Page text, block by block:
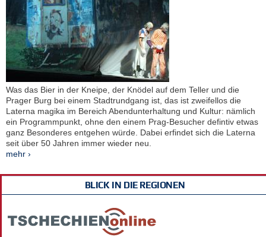
Was das Bier in der Kneipe, der Knödel auf dem Teller und die
Prager Burg bei einem Stadtrundgang ist, das ist zweifellos die
Laterna magika im Bereich Abendunterhaltung und Kultur: nämlich
ein Programmpunkt, ohne den einem Prag-Besucher defintiv etwas
ganz Besonderes entgehen würde. Dabei erfindet sich die Laterna
seit über 50 Jahren immer wieder neu.
mehr ›
BLICK IN DIE REGIONEN